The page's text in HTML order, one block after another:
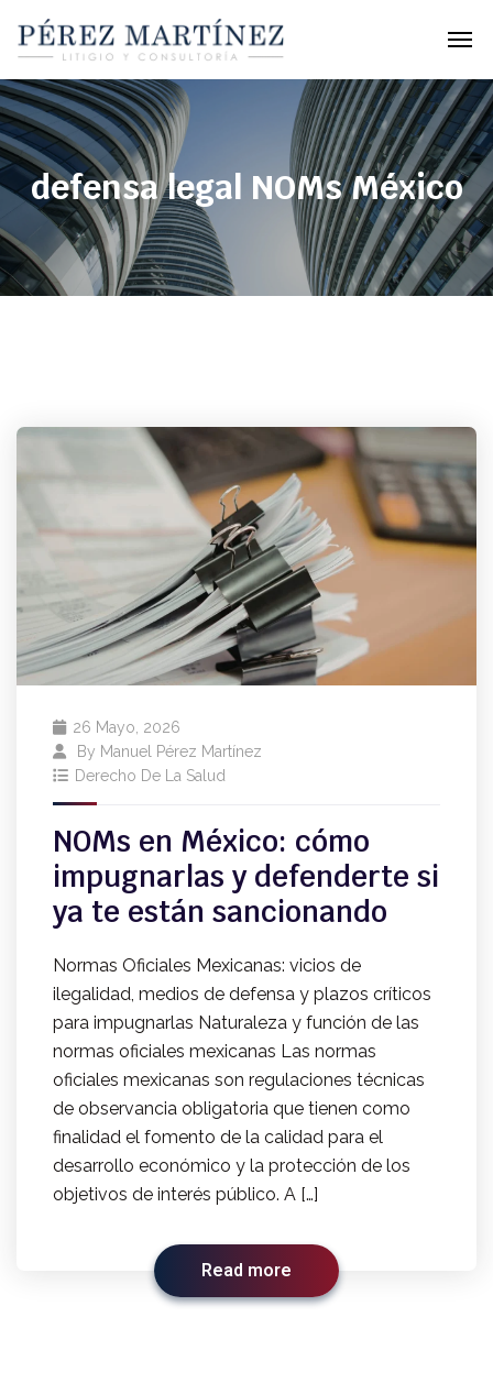
defensa legal NOMs México
26 Mayo, 2026
By Manuel Pérez Martínez
Derecho De La Salud
NOMs en México: cómo
impugnarlas y defenderte si
ya te están sancionando
Normas Oficiales Mexicanas: vicios de
ilegalidad, medios de defensa y plazos críticos
para impugnarlas Naturaleza y función de las
normas oficiales mexicanas Las normas
oficiales mexicanas son regulaciones técnicas
de observancia obligatoria que tienen como
finalidad el fomento de la calidad para el
desarrollo económico y la protección de los
objetivos de interés público. A […]
Read more